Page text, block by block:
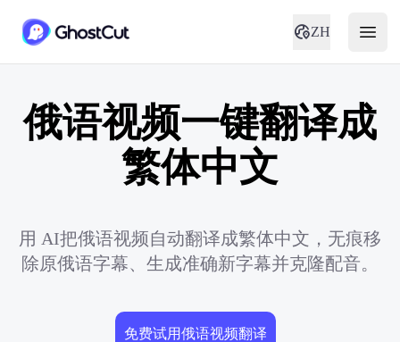
ZH
俄语视频一键翻译成
繁体中文
用 AI把俄语视频自动翻译成繁体中文，无痕移
除原俄语字幕、生成准确新字幕并克隆配音。
免费试用俄语视频翻译